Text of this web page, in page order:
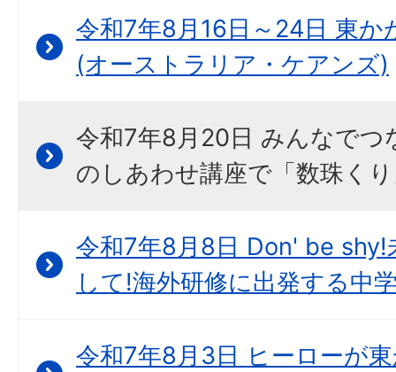
令和7年8月16日～24日 東か
(オーストラリア・ケアンズ)
令和7年8月20日 みんなで
のしあわせ講座で「数珠く
令和7年8月8日 Don' be shy!
して!海外研修に出発する中
令和7年8月3日 ヒーローが